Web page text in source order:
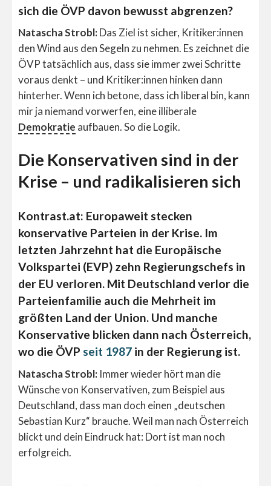
sich die ÖVP davon bewusst abgrenzen?
Natascha Strobl:Das Ziel ist sicher, Kritiker:innen
den Wind aus den Segeln zu nehmen. Es zeichnet die
ÖVP tatsächlich aus, dass sie immer zwei Schritte
voraus denkt – und Kritiker:innen hinken dann
hinterher. Wenn ich betone, dass ich liberal bin, kann
mir ja niemand vorwerfen, eine illiberale
Demokratie aufbauen. So die Logik.
Die Konservativen sind in der
Krise – und radikalisieren sich
Kontrast.at: Europaweit stecken
konservative Parteien in der Krise. Im
letzten Jahrzehnt hat die Europäische
Volkspartei (EVP) zehn Regierungschefs in
der EU verloren. Mit Deutschland verlor die
Parteienfamilie auch die Mehrheit im
größten Land der Union. Und manche
Konservative blicken dann nach Österreich,
wo die ÖVP seit 1987 in der Regierung ist.
Natascha Strobl: Immer wieder hört man die
Wünsche von Konservativen, zum Beispiel aus
Deutschland, dass man doch einen „deutschen
Sebastian Kurz“ brauche. Weil man nach Österreich
blickt und dein Eindruck hat: Dort ist man noch
erfolgreich.